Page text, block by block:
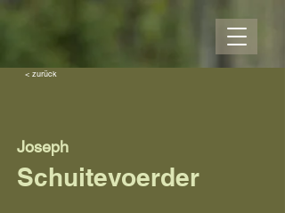
< zurück
Joseph
Schuitevoerder